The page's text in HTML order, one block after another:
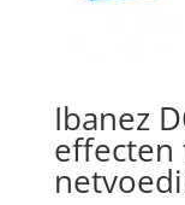
Ibanez
effecten